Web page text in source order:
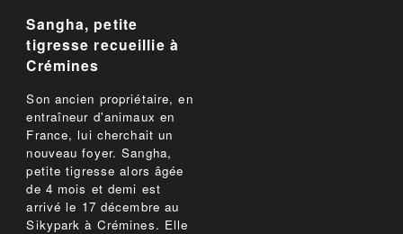
Sangha, petite
tigresse recueillie à
Crémines
Son ancien propriétaire, en
entraîneur d'animaux en
France, lui cherchait un
nouveau foyer. Sangha,
petite tigresse alors âgée
de 4 mois et demi est
arrivé le 17 décembre au
Sikypark à Crémines. Elle